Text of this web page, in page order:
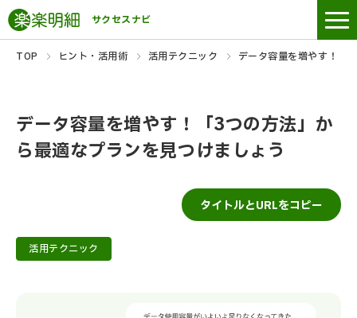
サクセスナビ
TOP ヒント・活用術 活用テクニック データ容量を増やす！「
データ容量を増やす！「3つの方法」か
ら最適なプランを見つけましょう
タイトルとURLをコピー
活用テクニック